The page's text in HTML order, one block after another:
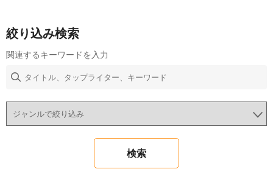
絞り込み検索
関連するキーワードを入力